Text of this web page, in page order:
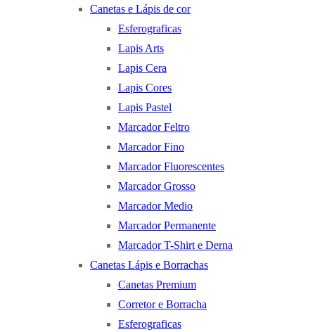
Canetas e Lápis de cor
Esferograficas
Lapis Arts
Lapis Cera
Lapis Cores
Lapis Pastel
Marcador Feltro
Marcador Fino
Marcador Fluorescentes
Marcador Grosso
Marcador Medio
Marcador Permanente
Marcador T-Shirt e Derna
Canetas Lápis e Borrachas
Canetas Premium
Corretor e Borracha
Esferograficas